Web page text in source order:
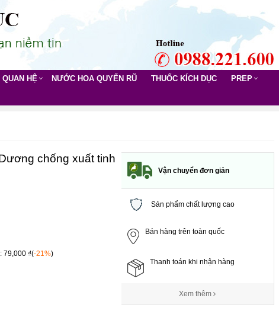
QUAN HỆ NƯỚC HOA QUYẾN RŨ THUỐC KÍCH DỤC
PREP
chống xuất tinh
79,000 ₫(-21%)
Vận chuyển đơn giản
Sản phẩm chất lượng cao
Bán hàng trên toàn quốc
Thanh toán khi nhận hàng
Xem thêm